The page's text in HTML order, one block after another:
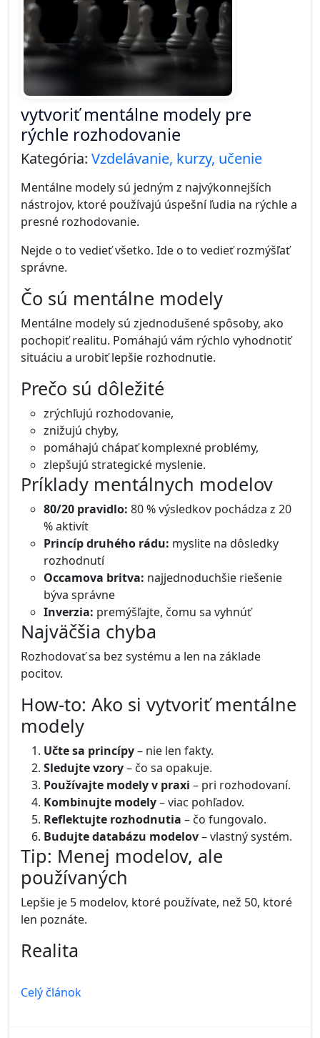
vytvoriť mentálne modely pre
rýchle rozhodovanie
Kategória: Vzdelávanie, kurzy, učenie
Mentálne modely sú jedným z najvýkonnejších
nástrojov, ktoré používajú úspešní ľudia na rýchle a
presné rozhodovanie.
Nejde o to vedieť všetko. Ide o to vedieť rozmýšľať
správne.
Čo sú mentálne modely
Mentálne modely sú zjednodušené spôsoby, ako
pochopiť realitu. Pomáhajú vám rýchlo vyhodnotiť
situáciu a urobiť lepšie rozhodnutie.
Prečo sú dôležité
zrýchľujú rozhodovanie,
znižujú chyby,
pomáhajú chápať komplexné problémy,
zlepšujú strategické myslenie.
Príklady mentálnych modelov
80/20 pravidlo: 80 % výsledkov pochádza z 20
% aktivít
Princíp druhého rádu: myslite na dôsledky
rozhodnutí
Occamova britva: najjednoduchšie riešenie
býva správne
Inverzia: premýšľajte, čomu sa vyhnúť
Najväčšia chyba
Rozhodovať sa bez systému a len na základe
pocitov.
How-to: Ako si vytvoriť mentálne
modely
Učte sa princípy– nie len fakty.
Sledujte vzory– čo sa opakuje.
Používajte modely v praxi – pri rozhodovaní.
Kombinujte modely– viac pohľadov.
Reflektujte rozhodnutia – čo fungovalo.
Budujte databázu modelov– vlastný systém.
Tip: Menej modelov, ale
používaných
Lepšie je 5 modelov, ktoré používate, než 50, ktoré
len poznáte.
Realita
Celý článok